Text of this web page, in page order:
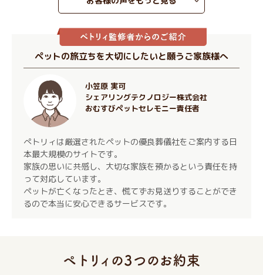
ペットの旅立ちを大切にしたいと願うご家族様へ
小笠原 実可
シェアリングテクノロジー株式会社
おむすびペットセレモニー責任者
ぺトリィは厳選されたペットの優良葬儀社をご案内する日
本最大規模のサイトです。
家族の思いに共感し、大切な家族を預かるという責任を持
って対応しています。
ペットが亡くなったとき、慌てずお見送りすることができ
るので本当に安心できるサービスです。